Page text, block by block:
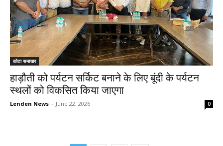
कोटा समाचार
हाड़ौती को पर्यटन सर्किट बनाने के लिए बूंदी के पर्यटन
स्थलों को विकसित किया जाएगा
Lenden News - June 22, 2026 0